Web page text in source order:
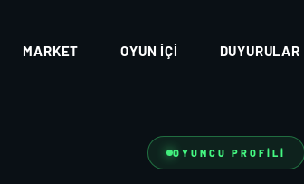
MARKET OYUN İÇI DUYURULAR
OYUNCU PROFILI